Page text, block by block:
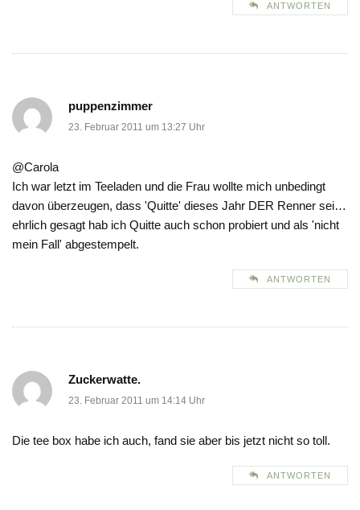
ANTWORTEN
puppenzimmer
23. Februar 2011 um 13:27 Uhr
@Carola
Ich war letzt im Teeladen und die Frau wollte mich unbedingt
davon überzeugen, dass 'Quitte' dieses Jahr DER Renner sei…
ehrlich gesagt hab ich Quitte auch schon probiert und als 'nicht
mein Fall' abgestempelt.
ANTWORTEN
Zuckerwatte.
23. Februar 2011 um 14:14 Uhr
Die tee box habe ich auch, fand sie aber bis jetzt nicht so toll.
ANTWORTEN